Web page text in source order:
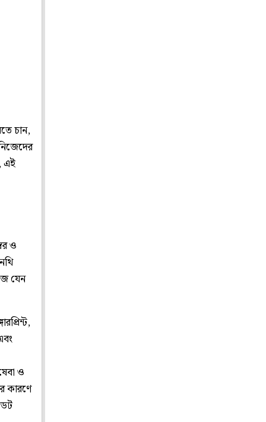
চান,
এই
ও
যেন
ও
কারণে